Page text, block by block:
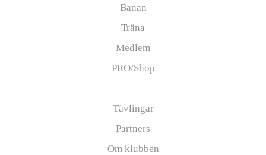
Banan
Träna
Medlem
PRO/Shop
Tävlingar
Partners
Om klubben